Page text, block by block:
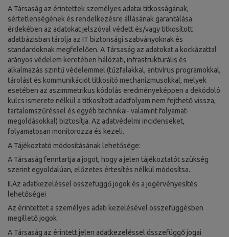
A Társaság az érintettek személyes adatai titkosságának,
sértetlenségének és rendelkezésre állásának garantálása
érdekében az adatokat jelszóval védett és/vagy titkosított
adatbázisban tárolja az IT biztonsági szabványoknak és
standardoknak megfelelően. A Társaság az adatokat a kockázattal
arányos védelem keretében hálózati, infrastrukturális és
alkalmazás szintű védelemmel (tűzfalakkal, antivírus programokkal,
tárolást és kommunikációt titkosító mechanizmusokkal, melyek
esetében az aszimmetrikus kódolás eredményeképpen a dekódoló
kulcs ismerete nélkül a titkosított adatfolyam nem fejthető vissza,
tartalomszűréssel és egyéb technikai- valamint folyamat-
megoldásokkal) biztosítja. Az adatvédelmi incidenseket,
folyamatosan monitorozza és kezeli.
A Tájékoztató módosításának lehetősége:
A Társaság fenntartja a jogot, hogy a jelen tájékoztatót szükség
szerint egyoldalúan, előzetes értesítés nélkül módosítsa.
II.Az adatkezeléssel összefüggő jogok és a jogérvényesítés
lehetőségei
Az érintettet a személyes adati kezelésével összefüggésben
megillető jogok
A Társaság az érintett jelen adatkezeléssel összefüggő jogai